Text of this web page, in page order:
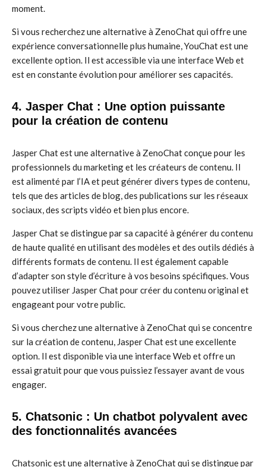
moment.
Si vous recherchez une alternative à ZenoChat qui offre une
expérience conversationnelle plus humaine, YouChat est une
excellente option. Il est accessible via une interface Web et
est en constante évolution pour améliorer ses capacités.
4. Jasper Chat : Une option puissante
pour la création de contenu
Jasper Chat est une alternative à ZenoChat conçue pour les
professionnels du marketing et les créateurs de contenu. Il
est alimenté par l’IA et peut générer divers types de contenu,
tels que des articles de blog, des publications sur les réseaux
sociaux, des scripts vidéo et bien plus encore.
Jasper Chat se distingue par sa capacité à générer du contenu
de haute qualité en utilisant des modèles et des outils dédiés à
différents formats de contenu. Il est également capable
d’adapter son style d’écriture à vos besoins spécifiques. Vous
pouvez utiliser Jasper Chat pour créer du contenu original et
engageant pour votre public.
Si vous cherchez une alternative à ZenoChat qui se concentre
sur la création de contenu, Jasper Chat est une excellente
option. Il est disponible via une interface Web et offre un
essai gratuit pour que vous puissiez l’essayer avant de vous
engager.
5. Chatsonic : Un chatbot polyvalent avec
des fonctionnalités avancées
Chatsonic est une alternative à ZenoChat qui se distingue par